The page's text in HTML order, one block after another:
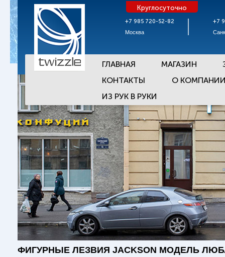
+7 985 720-52-82
Москва
Круглосуточно
+7
ГЛАВНАЯ МАГАЗИН
КОНТАКТЫ
О
ИЗ РУК В РУКИ
ФИГУРНЫЕ ЛЕЗВИЯ JACKSON МОДЕЛЬ